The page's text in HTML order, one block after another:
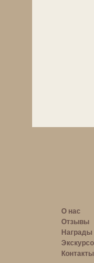
О нас
Отзывы
Награды
Контакты